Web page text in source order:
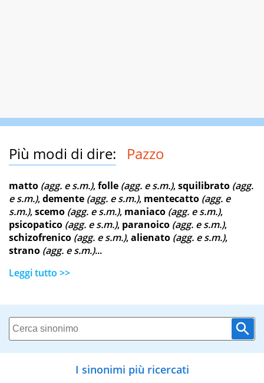
Più modi di dire: Pazzo
matto (agg. e s.m.),folle (agg. e s.m.),squilibrato (agg.
e s.m.),demente (agg. e s.m.), mentecatto (agg. e
s.m.),scemo (agg. e s.m.), maniaco (agg. e s.m.),
psicopatico (agg. e s.m.), paranoico (agg. e s.m.),
schizofrenico (agg. e s.m.),alienato (agg. e s.m.),
strano (agg. e s.m.)...
Leggi tutto >>
I sinonimi più ricercati